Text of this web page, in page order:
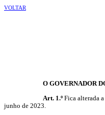
VOLTAR
O GOVERNADOR
Art. 1.º Fica alterada
junho de 2023.